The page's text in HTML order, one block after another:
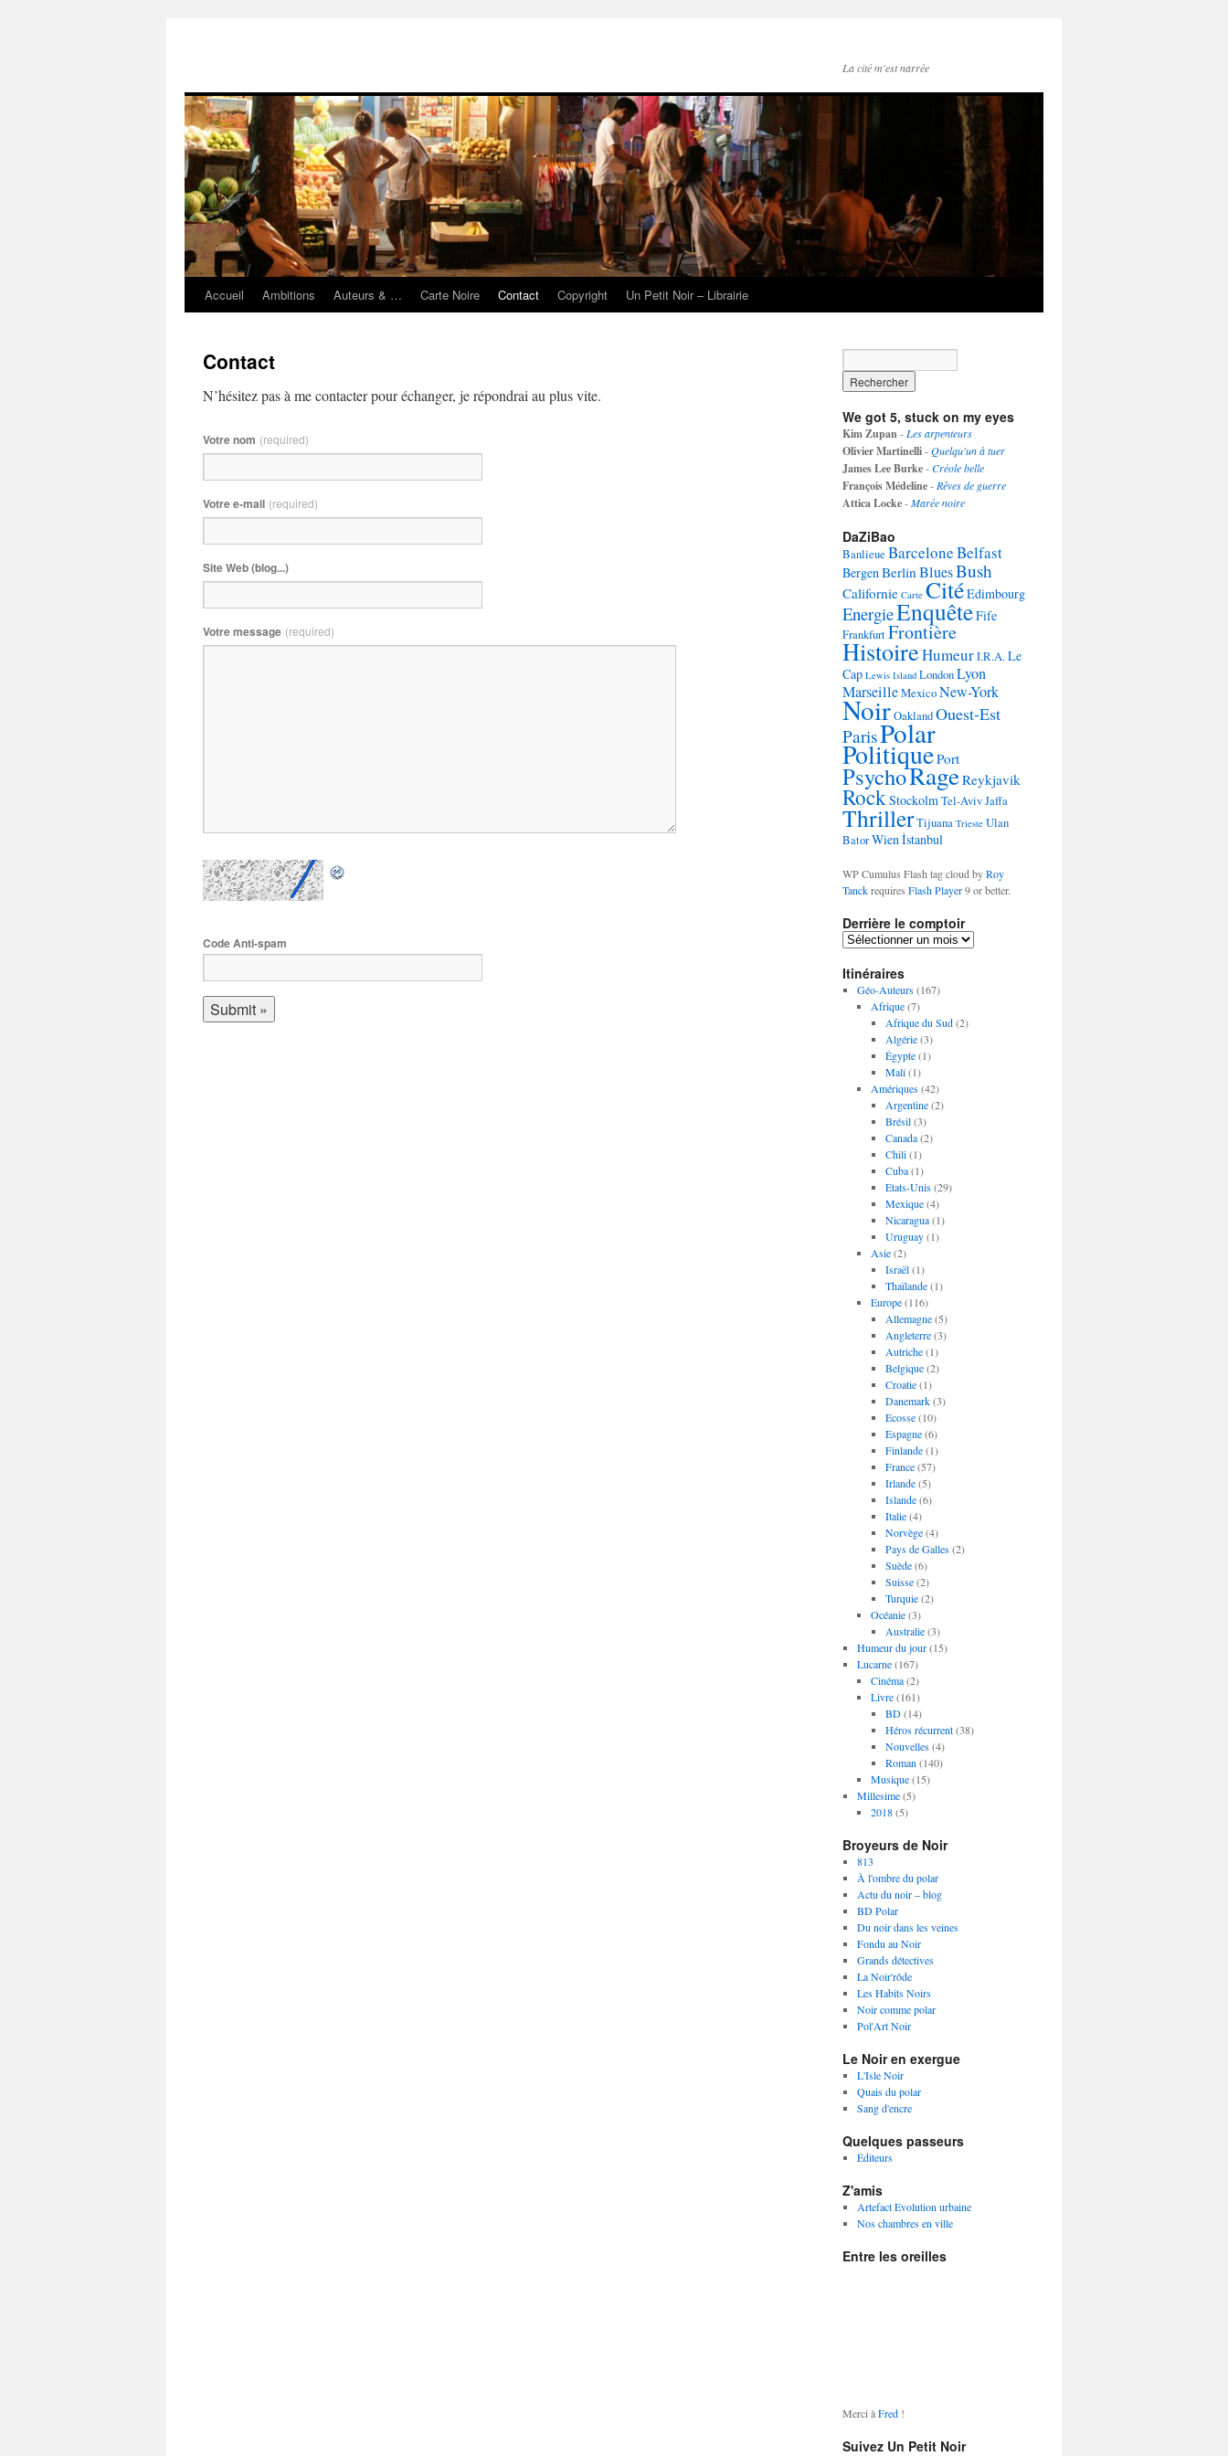
La cité m'est narrée
Aller
contenu
Accueil Ambitions Auteurs & … Carte Noire Contact Copyright Un Petit Noir – Librairie
Contact
N’hésitez pas à me contacter pour échanger, je répondrai au plus vite.
Votre nom (required)
Votre e-mail (required)
Site Web (blog...)
Votre message (required)
Code Anti-spam
We got 5, stuck on my eyes
Kim Zupan- Les arpenteurs
Olivier Martinelli-Quelqu'un à tuer
James Lee Burke-Créole belle
François Médeline- Rêves de guerre
Attica Locke-Marée noire
DaZiBao
Banlieue BarceloneBelfast
BergenBerlinBluesBush
Californie Carte CitéEdimbourg
EnergieEnquêteFife
FrankfurtFrontière
HistoireHumeurI.R.A.Le
Cap Lewis Island LondonLyon
MarseilleMexicoNew-York
NoirOaklandOuest-Est
ParisPolar
PolitiquePort
PsychoRageReykjavik
RockStockolmTel-Aviv Jaffa
ThrillerTijuana Trieste Ulan
BatorWienİstanbul
WP Cumulus Flash tag cloud byRoy
Tanckrequires Flash Player9 or better.
Derrière le comptoir
D
r
r
Itinéraires
Géo-Auteurs(167)
Afrique(7)
Afrique du Sud(2)
Algérie(3)
Égypte(1)
Mali(1)
Amériques(42)
Argentine(2)
Brésil(3)
Canada(2)
Chili(1)
Cuba(1)
Etats-Unis(29)
Mexique(4)
Nicaragua(1)
Uruguay(1)
Asie(2)
Israël(1)
Thaïlande(1)
Europe(116)
Allemagne(5)
Angleterre(3)
Autriche(1)
Belgique(2)
Croatie(1)
Danemark(3)
Ecosse(10)
Espagne(6)
Finlande(1)
France(57)
Irlande(5)
Islande(6)
Italie(4)
Norvège(4)
Pays de Galles(2)
Suède(6)
Suisse(2)
Turquie(2)
Océanie(3)
Australie(3)
Humeur du jour(15)
Lucarne(167)
Cinéma(2)
Livre(161)
BD(14)
Héros récurrent(38)
Nouvelles(4)
Roman (140)
Musique(15)
Millesime(5)
2018(5)
Broyeurs de Noir
813
À l'ombre du polar
Actu du noir – blog
BD Polar
Du noir dans les veines
Fondu au Noir
Grands détectives
La Noir'rôde
Les Habits Noirs
Noir comme polar
Pol'Art Noir
Le Noir en exergue
L'Isle Noir
Quais du polar
Sang d'encre
Quelques passeurs
Éditeurs
Z'amis
Artefact Evolution urbaine
Nos chambres en ville
Entre les oreilles
Merci àFred !
Suivez Un Petit Noir